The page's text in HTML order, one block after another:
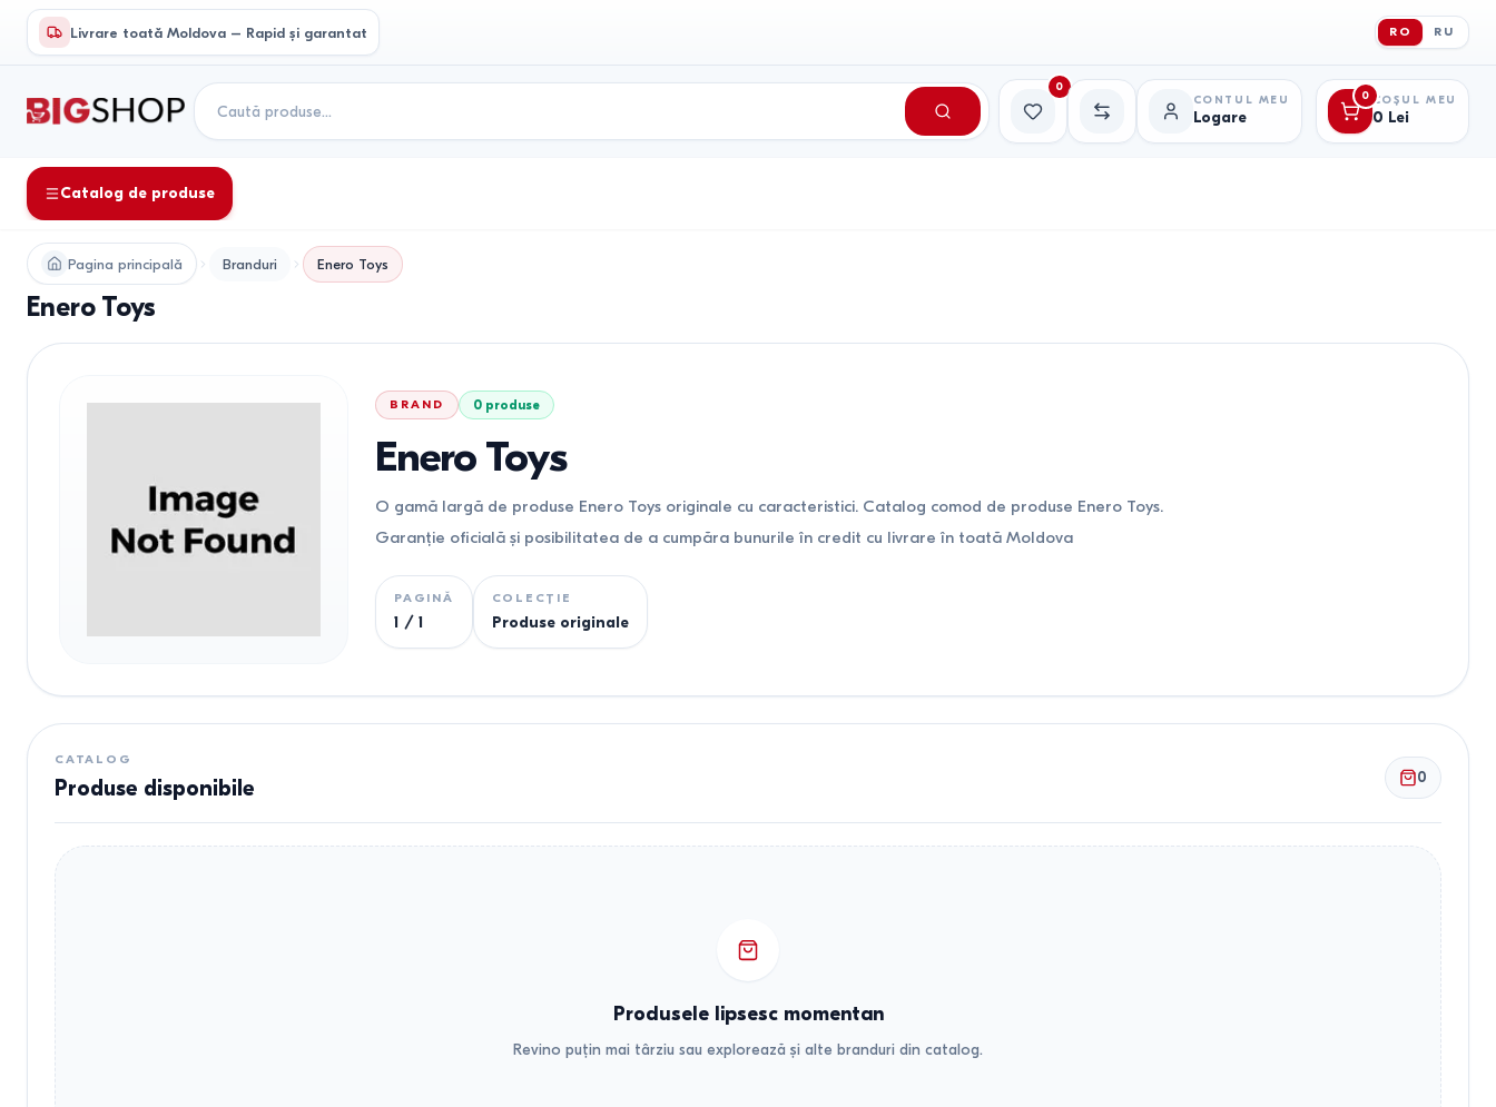
Livrare toată Moldova – Rapid și garantat RO RU
Favorite
0
Comparație
CONTUL MEU
Logare
0 COȘUL MEU
0 Lei
Catalog de produse
Pagina principală Branduri Enero Toys
Enero Toys
BRAND 0 produse
Enero Toys
O gamă largă de produse Enero Toys originale cu caracteristici. Catalog comod de produse Enero Toys.
Garanție oficială și posibilitatea de a cumpăra bunurile în credit cu livrare în toată Moldova
PAGINĂ
1 / 1
COLECȚIE
Produse originale
CATALOG
Produse disponibile 0
Produsele lipsesc momentan
Revino puțin mai târziu sau explorează și alte branduri din catalog.